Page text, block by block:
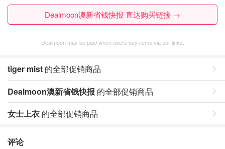
Dealmoon澳新省钱快报 直达购买链接 →
Dealmoon may be paid when users buy items via our links.
tiger mist 的全部促销商品
Dealmoon澳新省钱快报 的全部促销商品
女士上衣 的全部促销商品
评论